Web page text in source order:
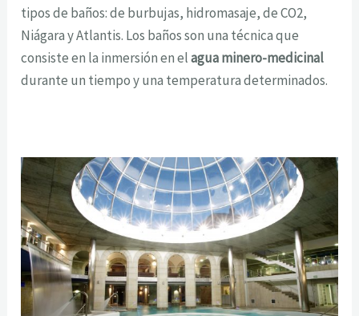
tipos de baños: de burbujas, hidromasaje, de CO2,
Niágara y Atlantis. Los baños son una técnica que
consiste en la inmersión en elagua minero-medicinal
durante un tiempo y una temperatura determinados.